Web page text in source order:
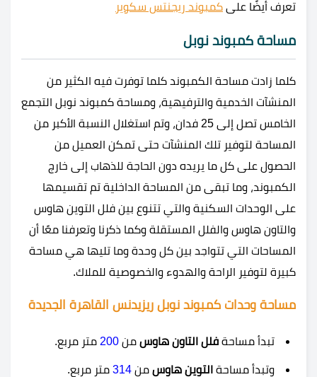
تعرف أيضًا على كمبوند ريجنتس سكوير
مساحة كمبوند نوبل
كلما زادت مساحة الكمبوند كلما توفرت فيه الكثير من
المنشآت الخدمية والترفيهية، ومساحة كمبوند نوبل التجمع
الخامس تصل إلى 25 فدان، وتم استغلال النسبة الأكبر من
المساحة لتوفير تلك المنشآت حتى تمكن العميل من
الحصول على كل ما يريده دون الحاجة للذهاب إلى خارج
الكمبوند، وما تبقى من المساحة الداخلية تم تقسيمها
على الوحدات السكنية والتي تتنوع بين فلل التوين هاوس
والتاون هاوس والفلل المستقلة وكما ذكرنا وتعرفنا معًا أن
المساحات التي تتواجد بين كل وحدة وما تليها هي مساحة
كبيرة لتوفير الراحة والهدوء والخصوصية للملاك.
مساحة وحدات كمبوند نوبل ريزيدنس القاهرة الجديدة
تبدأ مساحة فلل التاون هاوس من 200 متر مربع.
وتبدأ مساحة التوين هاوس من 314 متر مربع.